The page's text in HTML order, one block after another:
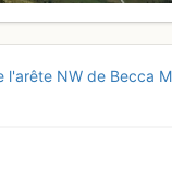
l'arête NW de Becca